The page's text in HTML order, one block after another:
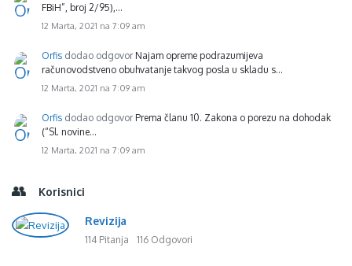
FBiH”, broj 2/95),…
12 Marta, 2021 na 7:09 am
Orfis dodao odgovor Najam opreme podrazumijeva
računovodstveno obuhvatanje takvog posla u skladu s…
12 Marta, 2021 na 7:09 am
Orfis dodao odgovor Prema članu 10. Zakona o porezu na dohodak
(“Sl. novine…
12 Marta, 2021 na 7:09 am
Korisnici
Revizija
114 Pitanja 116 Odgovori